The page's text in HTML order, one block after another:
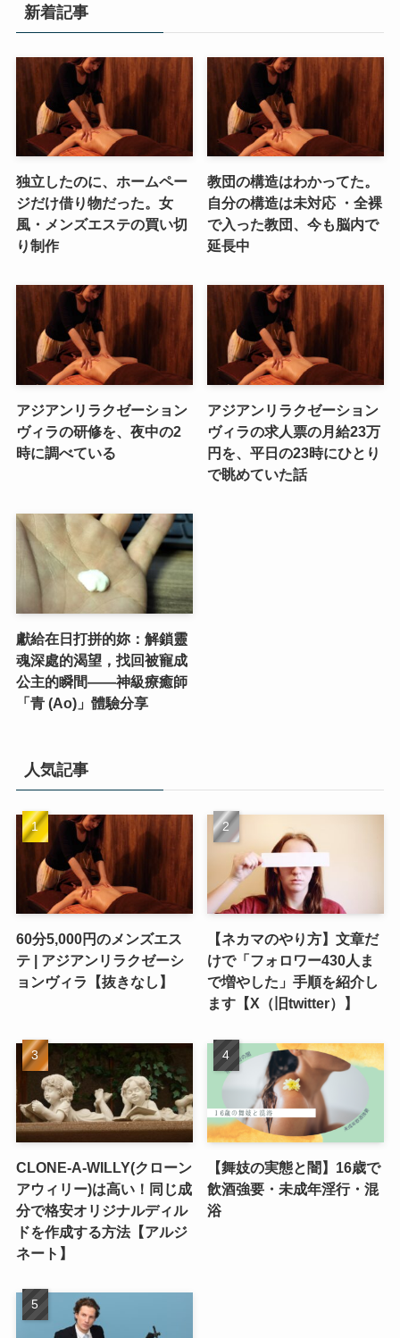
新着記事
独立したのに、ホームペー
ジだけ借り物だった。女
風・メンズエステの買い切
り制作
教団の構造はわかってた。
自分の構造は未対応 ・全裸
で入った教団、今も脳内で
延長中
アジアンリラクゼーション
ヴィラの研修を、夜中の2
時に調べている
アジアンリラクゼーション
ヴィラの求人票の月給23万
円を、平日の23時にひとり
で眺めていた話
獻給在日打拼的妳：解鎖靈
魂深處的渴望，找回被寵成
公主的瞬間——神級療癒師
「青 (Ao)」體驗分享
人気記事
60分5,000円のメンズエス
テ | アジアンリラクゼーシ
ョンヴィラ【抜きなし】
【ネカマのやり方】文章だ
けで「フォロワー430人ま
で増やした」手順を紹介し
ます【X（旧twitter）】
CLONE-A-WILLY(クローン
アウィリー)は高い！同じ成
分で格安オリジナルディル
ドを作成する方法【アルジ
ネート】
【舞妓の実態と闇】16歳で
飲酒強要・未成年淫行・混
浴